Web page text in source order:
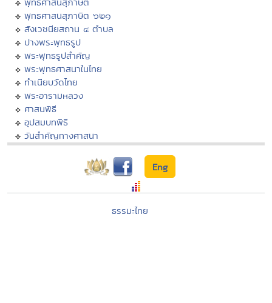
พุทธศาสนสุภาษิต ๖๒๑
สังเวชนียสถาน ๔ ตำบล
ปางพระพุทธรูป
พระพุทธรูปสำคัญ
พระพุทธศาสนาในไทย
ทำเนียบวัดไทย
พระอารามหลวง
ศาสนพิธี
อุปสมบทพิธี
วันสำคัญทางศาสนา
Eng
ธรรมะไทย